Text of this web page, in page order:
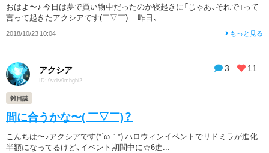
おはよ〜♪ 今日は夢で買い物中だったのか寝起きに「じゃあ、それで」って
言って起きたアクシアです(￣▽￣)ゞ 昨日、...
2018/10/23 10:04 もっと見る
3 11
アクシア
ID: 9vdiv9mhgbi2
雑日誌
間に合うかな〜( ￣▽￣)？
こんちは〜♪アクシアです(*´ω｀*) ハロウィンイベントでリドミラが進化
半額になってるけど、イベント期間中に☆6進...